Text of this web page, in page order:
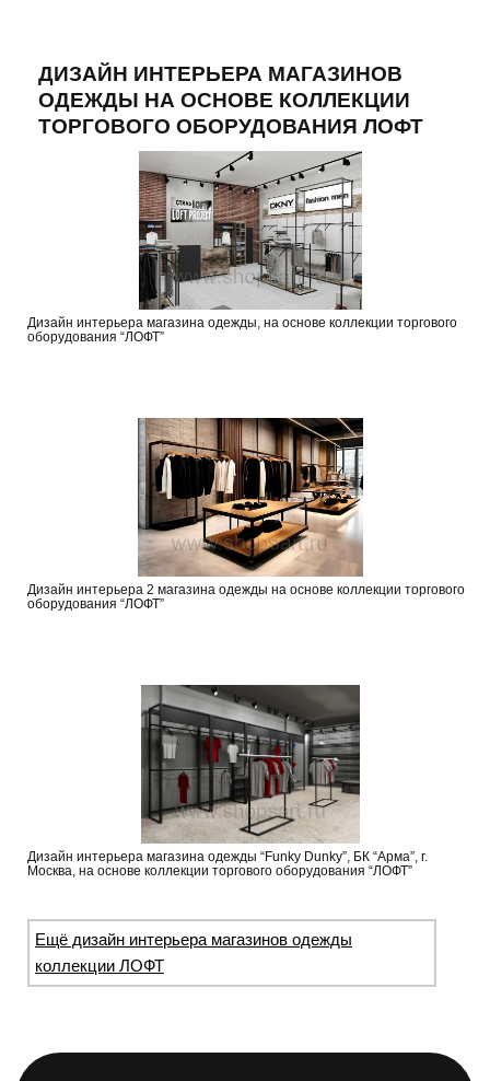
ДИЗАЙН ИНТЕРЬЕРА МАГАЗИНОВ
ОДЕЖДЫ НА ОСНОВЕ КОЛЛЕКЦИИ
ТОРГОВОГО ОБОРУДОВАНИЯ ЛОФТ
Дизайн интерьера магазина одежды, на основе коллекции торгового
оборудования “ЛОФТ”
Дизайн интерьера 2 магазина одежды на основе коллекции торгового
оборудования “ЛОФТ”
Дизайн интерьера магазина одежды “Funky Dunky”, БК “Арма”, г.
Москва, на основе коллекции торгового оборудования “ЛОФТ”
Ещё дизайн интерьера магазинов одежды
коллекции ЛОФТ